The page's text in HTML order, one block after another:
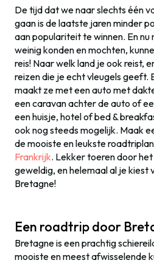
De tijd dat we naar slechts één
gaan is de laatste jaren minder
aan populariteit te winnen. En
weinig konden en mochten,
reis! Naar welk land je ook reist,
reizen die je echt vleugels geeft.
maakt ze met een auto met
een caravan achter de auto of
een huisje, hotel of bed &
ook nog steeds mogelijk. Maak
de mooiste en leukste
Frankrijk. Lekker toeren door
geweldig, en helemaal al je
Bretagne!
Een roadtrip door
Bretagne is een prachtig
mooiste en meest afwisselende